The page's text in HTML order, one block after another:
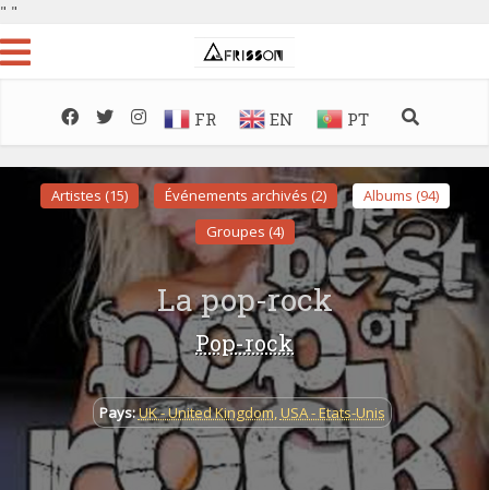
" "
FR EN PT
Artistes (15) Événements archivés (2)
Albums (94)
Groupes (4)
La pop-rock
Pop-rock
Pays:UK - United Kingdom, USA - Etats-Unis